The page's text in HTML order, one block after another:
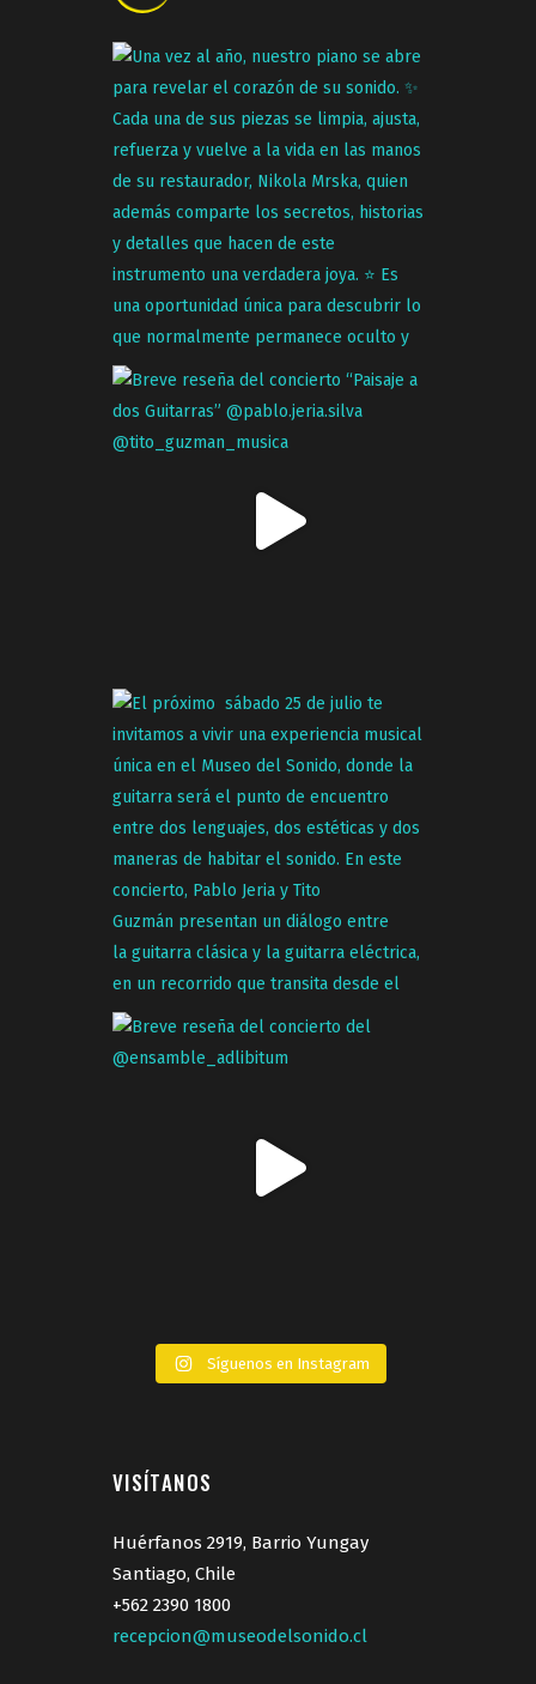
Síguenos en Instagram
VISÍTANOS
Huérfanos 2919, Barrio Yungay
Santiago, Chile
+562 2390 1800
recepcion@museodelsonido.cl